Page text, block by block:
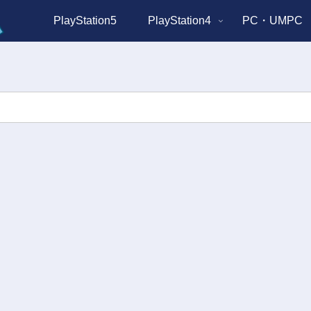
PlayStation5 PlayStation4 PC・UMPC